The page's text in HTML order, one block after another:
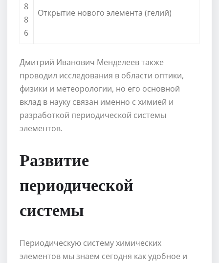
8
8
6
Открытие нового элемента (гелий)
Дмитрий Иванович Менделеев также
проводил исследования в области оптики,
физики и метеорологии, но его основной
вклад в науку связан именно с химией и
разработкой периодической системы
элементов.
Развитие
периодической
системы
Периодическую систему химических
элементов мы знаем сегодня как удобное и